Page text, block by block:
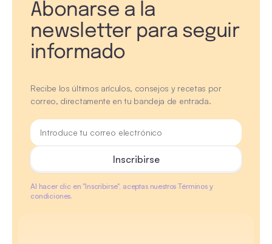
Abonarse a la
newsletter para seguir
informado
Recibe los últimos arículos, consejos y recetas por
correo, directamente en tu bandeja de entrada.
Al hacer clic en "Inscribirse", aceptas nuestros Términos y
condiciones.